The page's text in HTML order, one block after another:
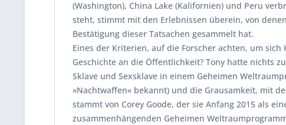
(Washington), China Lake (Kalifornien) und Peru
steht, stimmt mit den Erlebnissen überein, von
Bestätigung dieser Tatsachen gesammelt hat.
Eines der Kriterien, auf die Forscher achten, um
Geschichte an die Öffentlichkeit? Tony hatte nichts
Sklave und Sexsklave in einem Geheimen
»Nachtwaffen« bekannt) und die Grausamkeit, mit
stammt von Corey Goode, der sie Anfang 2015 als
zusammenhängenden Geheimen